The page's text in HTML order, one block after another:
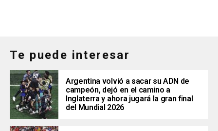
Te puede interesar
Argentina volvió a sacar su ADN de
campeón, dejó en el camino a
Inglaterra y ahora jugará la gran final
del Mundial 2026